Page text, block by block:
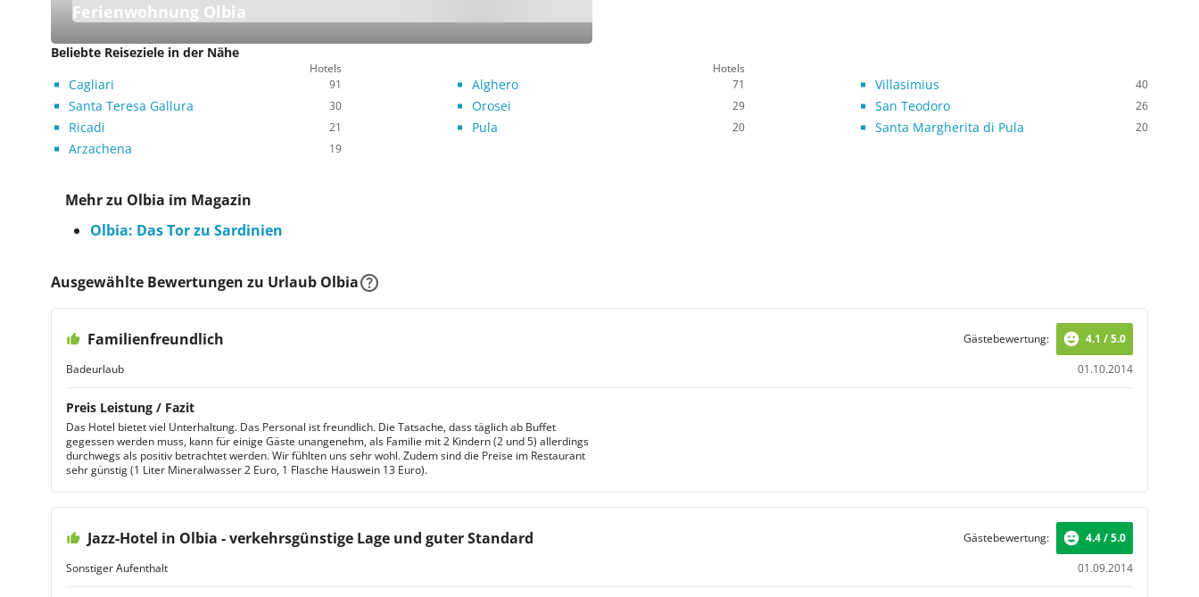
Ferienwohnung Olbia
Beliebte Reiseziele in der Nähe
Hotels Hotels
Cagliari 91 Alghero 71 Villasimius 40
Santa Teresa Gallura 30 Orosei 29 San Teodoro 26
Ricadi 21 Pula 20 Santa Margherita di Pula 20
Arzachena 19
Mehr zu Olbia im Magazin
Olbia: Das Tor zu Sardinien
Ausgewählte Bewertungen zu Urlaub Olbia
Familienfreundlich
Badeurlaub 01.10.2014
Gästebewertung: 4.1 / 5.0
Preis Leistung / Fazit
Das Hotel bietet viel Unterhaltung. Das Personal ist freundlich. Die Tatsache, dass täglich ab Buffet
gegessen werden muss, kann für einige Gäste unangenehm, als Familie mit 2 Kindern (2 und 5) allerdings
durchwegs als positiv betrachtet werden. Wir fühlten uns sehr wohl. Zudem sind die Preise im Restaurant
sehr günstig (1 Liter Mineralwasser 2 Euro, 1 Flasche Hauswein 13 Euro).
Jazz-Hotel in Olbia - verkehrsgünstige Lage und guter Standard
Sonstiger Aufenthalt 01.09.2014
Gästebewertung: 4.4 / 5.0